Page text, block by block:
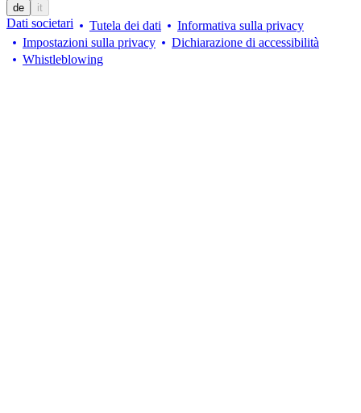
de it
Dati societari Tutela dei dati
Informativa sulla privacy
Impostazioni sulla privacy
Dichiarazione di accessibilità
Whistleblowing